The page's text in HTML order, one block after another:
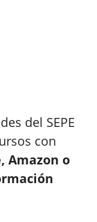
del SEPE
con
Amazon o